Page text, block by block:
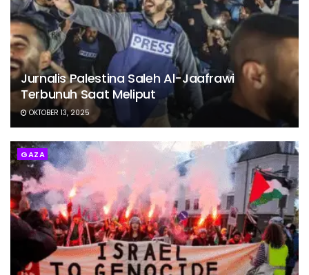
Jurnalis Palestina Saleh Al-Jaafrawi
Terbunuh Saat Meliput
OKTOBER 13, 2025
GAZA